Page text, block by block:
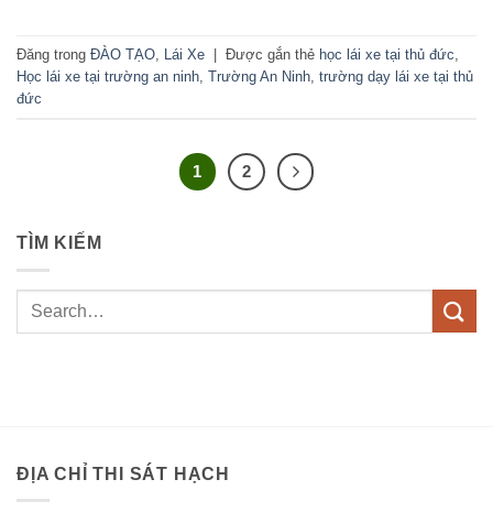
Đăng trong ĐÀO TẠO Lái Xe Được gắn thẻ học lái xe tại thủ đức
Học lái xe tại trường an ninh Trường An Ninh trường dạy lái xe tại thủ
đức
1 2
TÌM KIẾM
ĐỊA CHỈ THI SÁT HẠCH